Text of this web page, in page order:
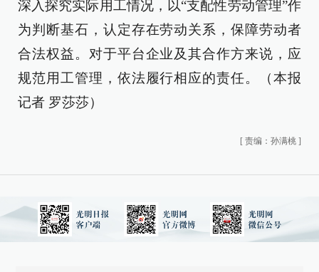
深入探究实际用工情况，以“支配性劳动管理”作
为判断基石，认定存在劳动关系，保障劳动者
合法权益。对于平台企业及其合作方来说，应
规范用工管理，依法履行相应的责任。（本报
记者 罗莎莎）
[ 责编：孙满桃 ]